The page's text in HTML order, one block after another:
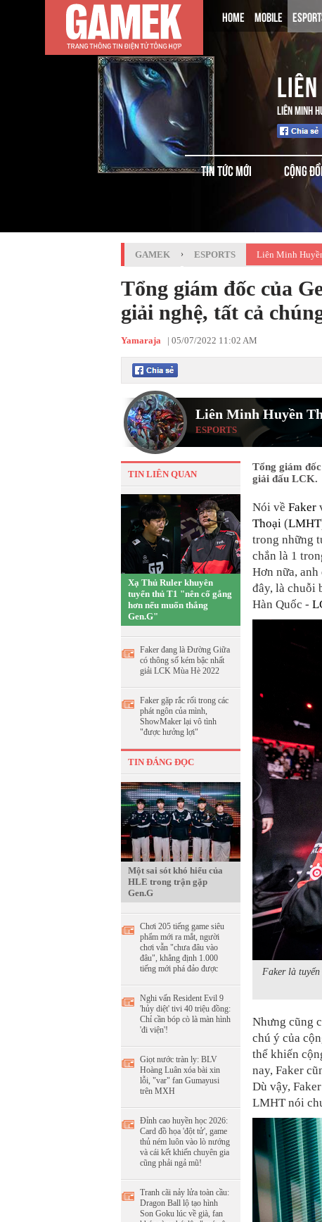
HOME MOBILE
LIÊN MINH
TIN TỨC MỚI CỘNG
GAMEK › ESPORTS Liên Minh
Tổng giám đốc của
giải nghệ, tất cả
Yamaraja | 05/07/2022 11:02 AM
Liên Minh Huyền
ESPORTS
TIN LIÊN QUAN
Xạ Thủ Ruler khuyên
tuyển thủ T1 "nên cố gắng
hơn nếu muốn thắng
Gen.G"
Faker đang là Đường Giữa
có thông số kém bậc nhất
giải LCK Mùa Hè 2022
Faker gặp rắc rối trong các
phát ngôn của mình,
ShowMaker lại vô tình
"được hưởng lợi"
TIN ĐÁNG ĐỌC
Một sai sót khó hiểu của
HLE trong trận gặp
Gen.G
Chơi 205 tiếng game siêu
phẩm mới ra mắt, người
chơi vẫn "chưa đâu vào
đâu", khẳng định 1.000
tiếng mới phá đảo được
Nghi vấn Resident Evil 9
'hủy diệt' tivi 40 triệu đồng:
Chỉ cần bóp cò là màn hình
'đi viện'!
Giọt nước tràn ly: BLV
Hoàng Luân xóa bài xin
lỗi, "var" fan Gumayusi
trên MXH
Đỉnh cao huyền học 2026:
Card đồ họa 'đột tử', game
thủ ném luôn vào lò nướng
và cái kết khiến chuyên gia
cũng phải ngả mũ!
Tranh cãi nảy lửa toàn cầu:
Dragon Ball lộ tạo hình
Son Goku lúc về già, fan
Tổng giám
giải đấu LCK.
Nói về Faker
Thoại (LMHT
trong những
chắn là 1
Hơn nữa,
đây, là chuỗi
Hàn Quốc -
Faker là
Nhưng cũng
chú ý của
thể khiến
nay, Faker
Dù vậy,
LMHT nói